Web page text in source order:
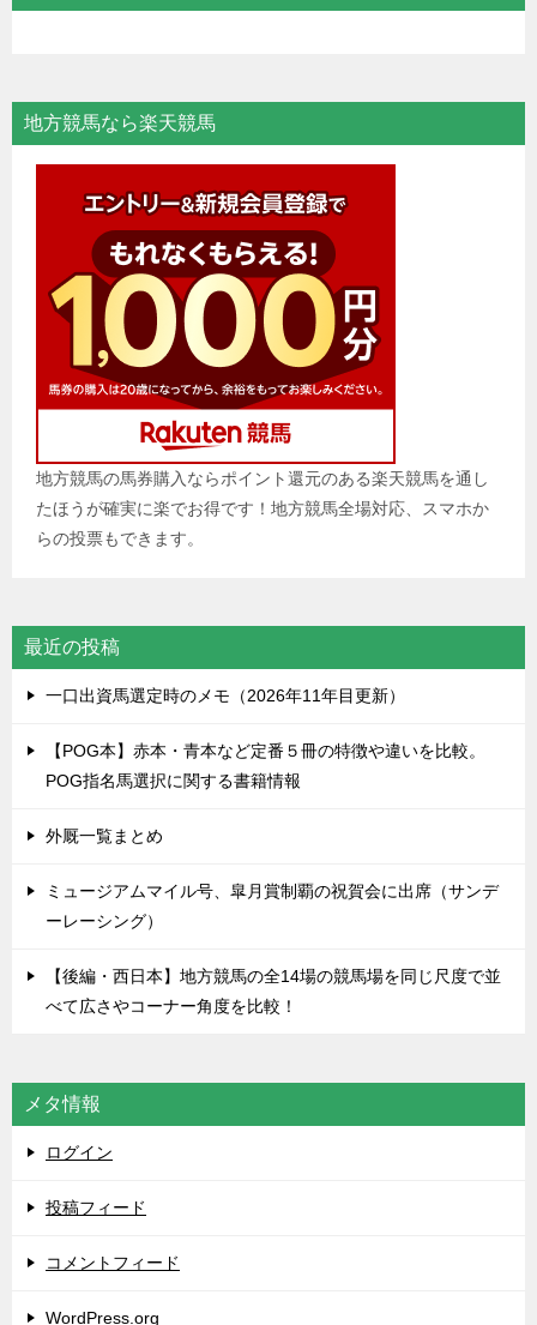
地方競馬なら楽天競馬
地方競馬の馬券購入ならポイント還元のある楽天競馬を通し
たほうが確実に楽でお得です！地方競馬全場対応、スマホか
らの投票もできます。
最近の投稿
一口出資馬選定時のメモ（2026年11年目更新）
【POG本】赤本・青本など定番５冊の特徴や違いを比較。
POG指名馬選択に関する書籍情報
外厩一覧まとめ
ミュージアムマイル号、皐月賞制覇の祝賀会に出席（サンデ
ーレーシング）
【後編・西日本】地方競馬の全14場の競馬場を同じ尺度で並
べて広さやコーナー角度を比較！
メタ情報
ログイン
投稿フィード
コメントフィード
WordPress.org